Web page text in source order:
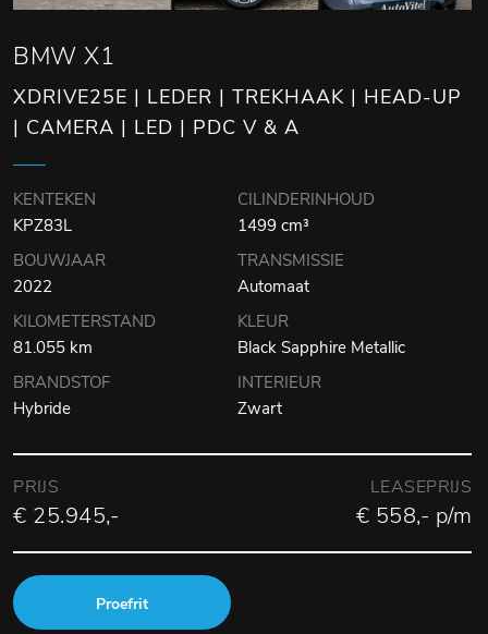
BMW X1
XDRIVE25E | LEDER | TREKHAAK | HEAD-UP
| CAMERA | LED | PDC V & A
KENTEKEN
KPZ83L
CILINDERINHOUD
1499 cm³
BOUWJAAR
2022
TRANSMISSIE
Automaat
KILOMETERSTAND
81.055 km
KLEUR
Black Sapphire Metallic
BRANDSTOF
Hybride
INTERIEUR
Zwart
PRIJS
€ 25.945,-
LEASEPRIJS
€ 558,- p/m
Proefrit